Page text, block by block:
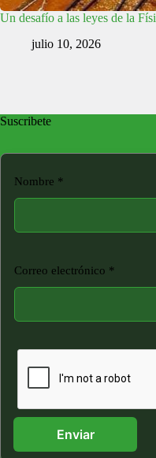
Un desafío a las leyes de la
julio 10, 2026
Suscribete
Nombre *
Correo electrónico *
Enviar